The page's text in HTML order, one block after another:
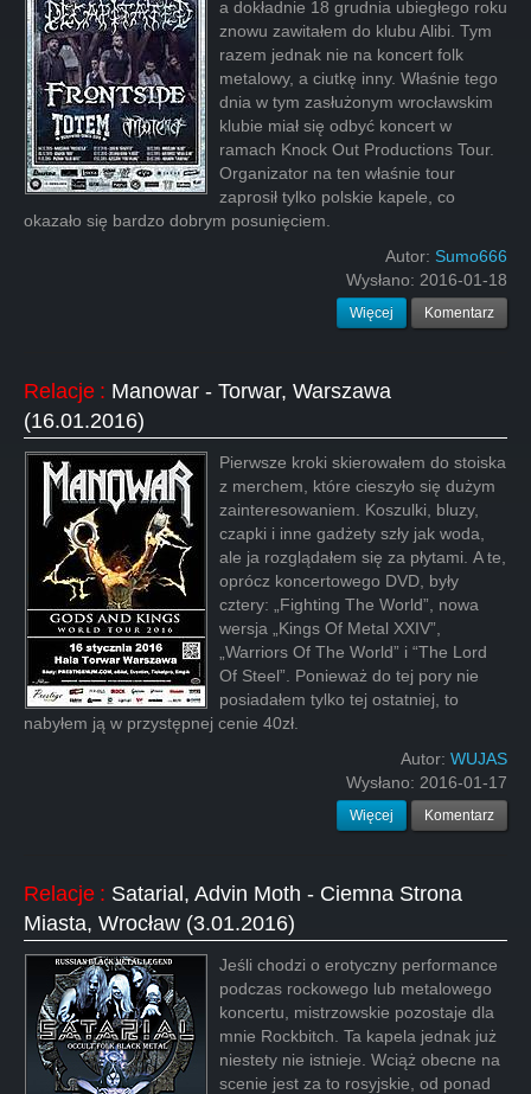
a dokładnie 18 grudnia ubiegłego roku
znowu zawitałem do klubu Alibi. Tym
razem jednak nie na koncert folk
metalowy, a ciutkę inny. Właśnie tego
dnia w tym zasłużonym wrocławskim
klubie miał się odbyć koncert w
ramach Knock Out Productions Tour.
Organizator na ten właśnie tour
zaprosił tylko polskie kapele, co
okazało się bardzo dobrym posunięciem.
Autor: Sumo666
Wysłano: 2016-01-18
Więcej Komentarz
Relacje : Manowar - Torwar, Warszawa
(16.01.2016)
Pierwsze kroki skierowałem do stoiska
z merchem, które cieszyło się dużym
zainteresowaniem. Koszulki, bluzy,
czapki i inne gadżety szły jak woda,
ale ja rozglądałem się za płytami. A te,
oprócz koncertowego DVD, były
cztery: „Fighting The World”, nowa
wersja „Kings Of Metal XXIV”,
„Warriors Of The World” i “The Lord
Of Steel”. Ponieważ do tej pory nie
posiadałem tylko tej ostatniej, to
nabyłem ją w przystępnej cenie 40zł.
Autor: WUJAS
Wysłano: 2016-01-17
Więcej Komentarz
Relacje : Satarial, Advin Moth - Ciemna Strona
Miasta, Wrocław (3.01.2016)
Jeśli chodzi o erotyczny performance
podczas rockowego lub metalowego
koncertu, mistrzowskie pozostaje dla
mnie Rockbitch. Ta kapela jednak już
niestety nie istnieje. Wciąż obecne na
scenie jest za to rosyjskie, od ponad